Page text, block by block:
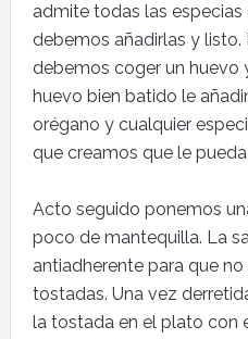
admite todas las
debemos añadirlas y listo.
debemos coger un huevo
huevo bien batido le
orégano y cualquier
que creamos que le pueda
Acto seguido ponemos
poco de mantequilla. La
antiadherente para que
tostadas. Una vez
la tostada en el plato con